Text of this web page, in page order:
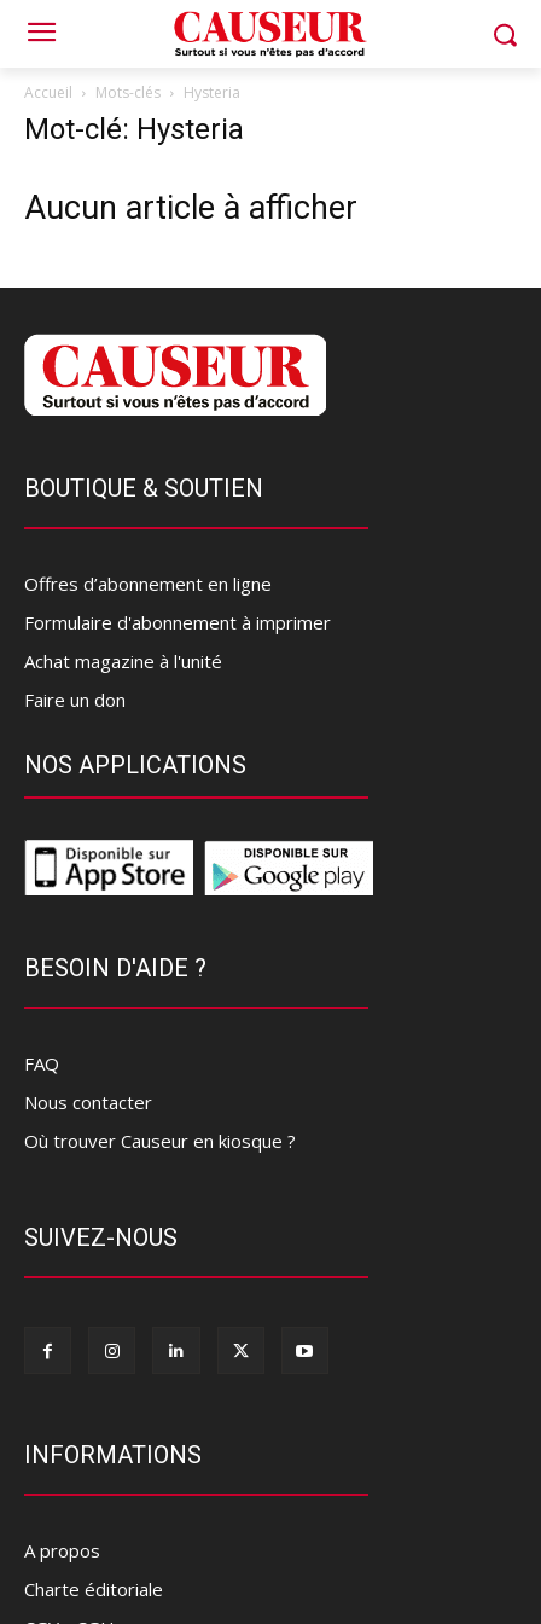
Accueil Mots-clés Hysteria
Mot-clé: Hysteria
Aucun article à afficher
BOUTIQUE & SOUTIEN
Offres d’abonnement en ligne
Formulaire d'abonnement à imprimer
Achat magazine à l'unité
Faire un don
NOS APPLICATIONS
BESOIN D'AIDE ?
FAQ
Nous contacter
Où trouver Causeur en kiosque ?
SUIVEZ-NOUS
INFORMATIONS
A propos
Charte éditoriale